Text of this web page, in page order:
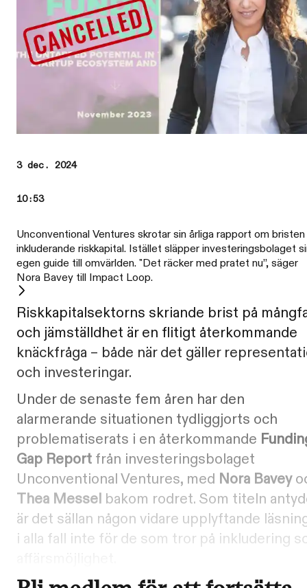
3 dec. 2024
10:53
Unconventional Ventures skrotar sin årliga rapport om
inkluderande riskkapital. Istället släpper investeringsbolaget
egen guide till omvärlden. "Det räcker med pratet nu”, säger
Nora Bavey till Impact Loop.
Riskkapitalsektorns skriande brist på
och jämställdhet är en flitigt återkommande
knäckfråga – både när det gäller
och investeringar.
Under de senaste fem åren har den
alarmerande situationen tydliggjorts och
problematiserats i en återkommande
Gap Report från investeringsbolaget
Unconventional Ventures, med Nora Bavey
Thea Messel bakom rodret. Som titeln
är det sällan någon vidare upplyftande
i alla fall inte för de som tror på inkludering